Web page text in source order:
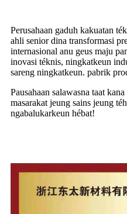
Perusahaan gaduh kakuatan
ahli senior dina transformasi
internasional anu geus maju
inovasi téknis, ningkatkeun
sareng ningkatkeun. pabrik
Pausahaan salawasna taat
masarakat jeung sains jeung
ngabalukarkeun hébat!